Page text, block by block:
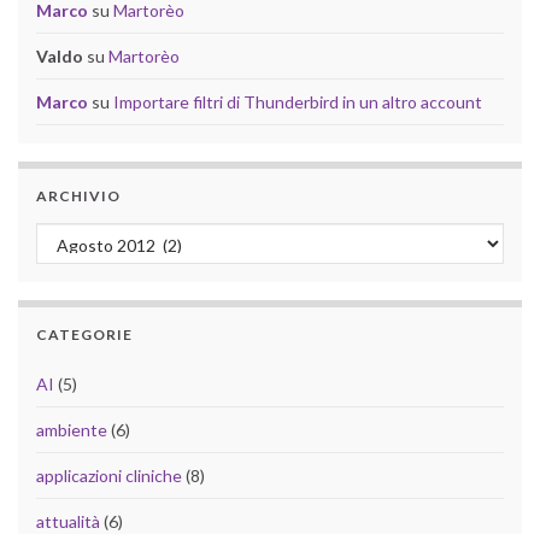
Marco su Martorèo
Valdo su Martorèo
Marco su Importare filtri di Thunderbird in un altro account
ARCHIVIO
Archivio
CATEGORIE
AI (5)
ambiente(6)
applicazioni cliniche(8)
attualità (6)